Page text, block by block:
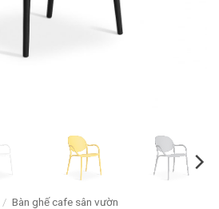
/ Bàn ghế cafe sân vườn